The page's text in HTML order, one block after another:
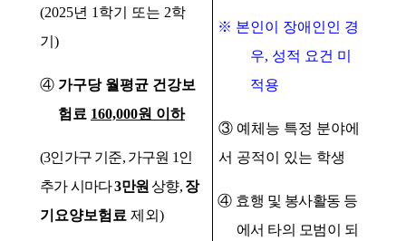
(2025년 1 학기 또는 2학
기 )
④ 가구당 월평균 건강보
험료 160,000원 이하
(3인가구 기준, 가구원 1인
추가 시마다3만원 상향, 장
기요양보험료 제외 )
※ 본인이 장애인인 경
우, 성적 요건 미
적용
③ 예체능 특정 분야에
서 공적이 있는 학생
④ 효행 및 봉사활동 등
에서 타의 모범이 되